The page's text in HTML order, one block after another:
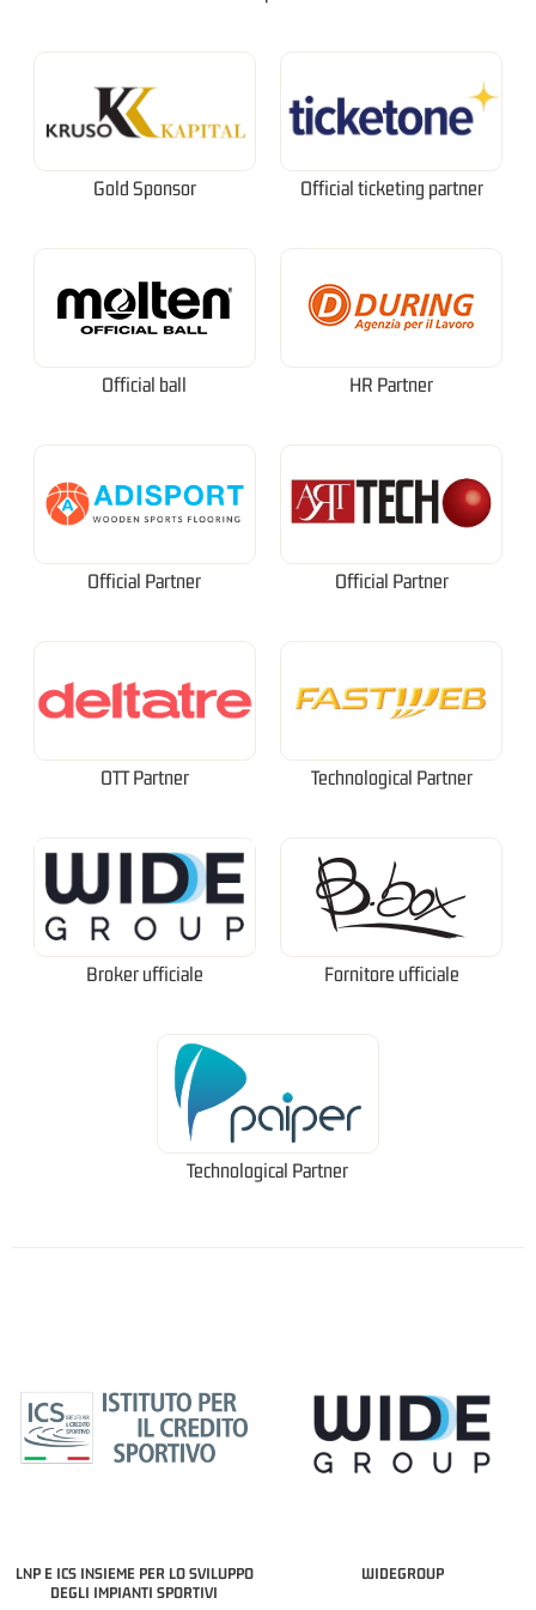
Gold Sponsor Official ticketing partner
Official ball HR Partner
Official Partner Official Partner
OTT Partner Technological Partner
Broker ufficiale Fornitore ufficiale
Technological Partner
LNP E ICS INSIEME PER LO SVILUPPO
DEGLI IMPIANTI SPORTIVI
WIDEGROUP